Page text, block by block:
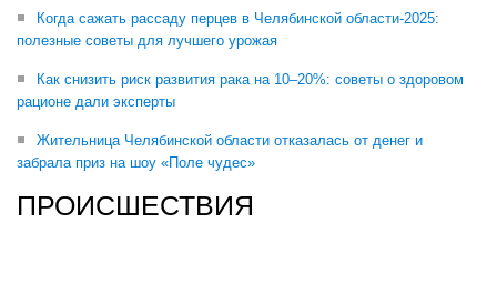
Когда сажать рассаду перцев в Челябинской области-2025:
полезные советы для лучшего урожая
Как снизить риск развития рака на 10–20%: советы о здоровом
рационе дали эксперты
Жительница Челябинской области отказалась от денег и
забрала приз на шоу «Поле чудес»
ПРОИСШЕСТВИЯ